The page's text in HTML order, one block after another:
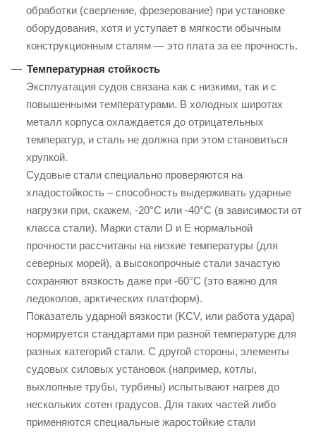
обработки (сверление, фрезерование) при установке
оборудования, хотя и уступает в мягкости обычным
конструкционным сталям — это плата за ее прочность.
Температурная стойкость
Эксплуатация судов связана как с низкими, так и с
повышенными температурами. В холодных широтах
металл корпуса охлаждается до отрицательных
температур, и сталь не должна при этом становиться
хрупкой.
Судовые стали специально проверяются на
хладостойкость – способность выдерживать ударные
нагрузки при, скажем, -20°C или -40°C (в зависимости от
класса стали). Марки стали D и E нормальной
прочности рассчитаны на низкие температуры (для
северных морей), а высокопрочные стали зачастую
сохраняют вязкость даже при -60°C (это важно для
ледоколов, арктических платформ).
Показатель ударной вязкости (KCV, или работа удара)
нормируется стандартами при разной температуре для
разных категорий стали. С другой стороны, элементы
судовых силовых установок (например, котлы,
выхлопные трубы, турбины) испытывают нагрев до
нескольких сотен градусов. Для таких частей либо
применяются специальные жаростойкие стали